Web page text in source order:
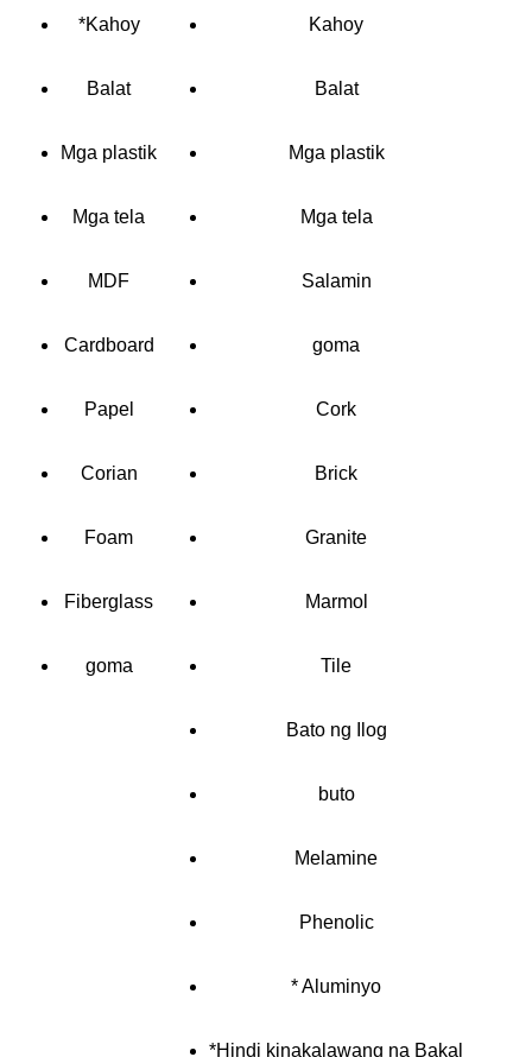
*Kahoy Kahoy
Balat Balat
Mga plastik Mga plastik
Mga tela Mga tela
MDF Salamin
Cardboard goma
Papel Cork
Corian Brick
Foam Granite
Fiberglass Marmol
goma Tile
Bato ng Ilog
buto
Melamine
Phenolic
* Aluminyo
*Hindi kinakalawang na Bakal